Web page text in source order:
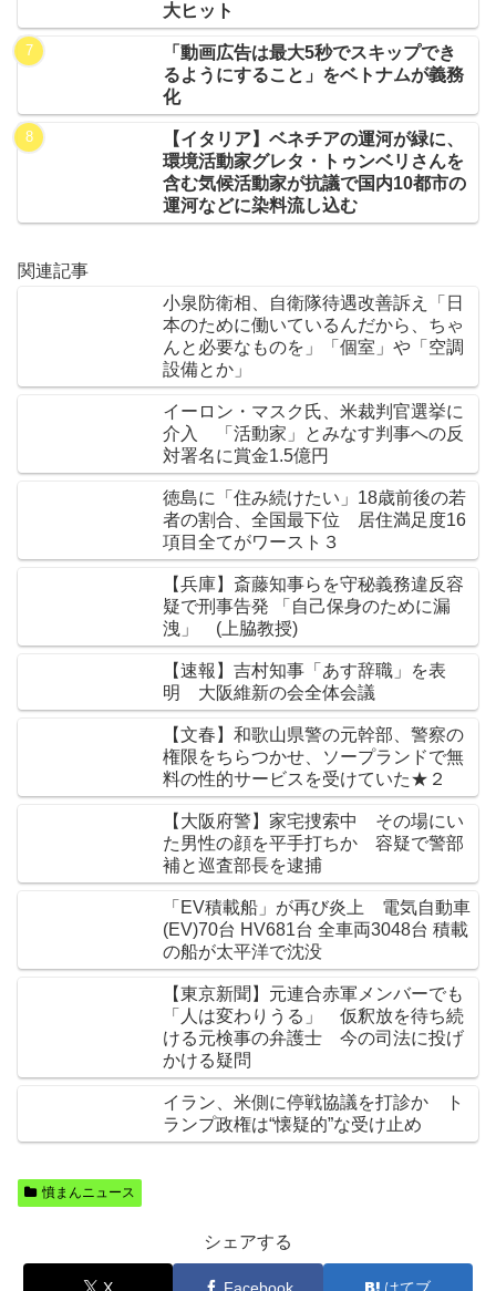
大ヒット
「動画広告は最大5秒でスキップでき
るようにすること」をベトナムが義務
化
【イタリア】ベネチアの運河が緑に、
環境活動家グレタ・トゥンベリさんを
含む気候活動家が抗議で国内10都市の
運河などに染料流し込む
関連記事
小泉防衛相、自衛隊待遇改善訴え「日
本のために働いているんだから、ちゃ
んと必要なものを」「個室」や「空調
設備とか」
イーロン・マスク氏、米裁判官選挙に
介入 「活動家」とみなす判事への反
対署名に賞金1.5億円
徳島に「住み続けたい」18歳前後の若
者の割合、全国最下位 居住満足度16
項目全てがワースト３
【兵庫】斎藤知事らを守秘義務違反容
疑で刑事告発 「自己保身のために漏
洩」 (上脇教授)
【速報】吉村知事「あす辞職」を表
明 大阪維新の会全体会議
【文春】和歌山県警の元幹部、警察の
権限をちらつかせ、ソープランドで無
料の性的サービスを受けていた★２
【大阪府警】家宅捜索中 その場にい
た男性の顔を平手打ちか 容疑で警部
補と巡査部長を逮捕
「EV積載船」が再び炎上 電気自動車
(EV)70台 HV681台 全車両3048台 積載
の船が太平洋で沈没
【東京新聞】元連合赤軍メンバーでも
「人は変わりうる」 仮釈放を待ち続
ける元検事の弁護士 今の司法に投げ
かける疑問
イラン、米側に停戦協議を打診か ト
ランプ政権は“懐疑的”な受け止め
憤まんニュース
シェアする
X Facebook はてブ